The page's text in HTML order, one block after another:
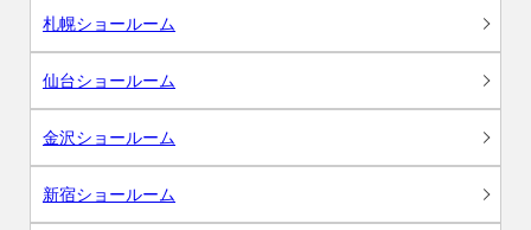
札幌ショールーム
仙台ショールーム
金沢ショールーム
新宿ショールーム